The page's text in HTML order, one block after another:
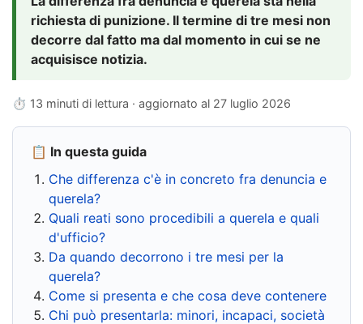
richiesta di punizione. Il termine di tre mesi non
decorre dal fatto ma dal momento in cui se ne
acquisisce notizia.
⏱ 13 minuti di lettura · aggiornato al 27 luglio 2026
📋 In questa guida
Che differenza c'è in concreto fra denuncia e
querela?
Quali reati sono procedibili a querela e quali
d'ufficio?
Da quando decorrono i tre mesi per la
querela?
Come si presenta e che cosa deve contenere
Chi può presentarla: minori, incapaci, società